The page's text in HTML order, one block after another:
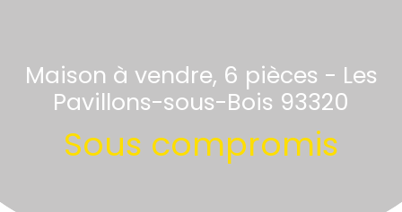
Maison à vendre, 6 pièces - Les
Pavillons-sous-Bois 93320
Sous compromis